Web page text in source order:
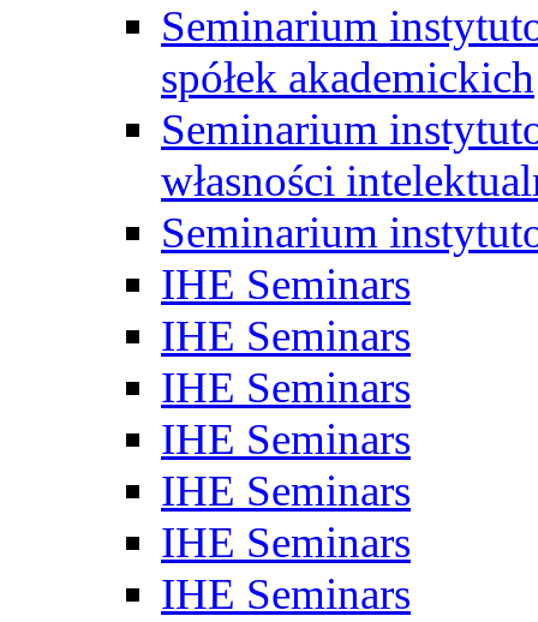
Seminarium
spółek akademickich
Seminarium
własności
Seminarium
IHE Seminars
IHE Seminars
IHE Seminars
IHE Seminars
IHE Seminars
IHE Seminars
IHE Seminars